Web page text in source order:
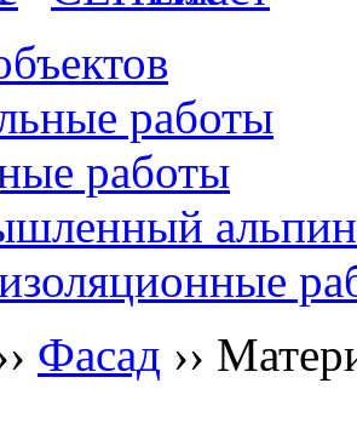
работы
работы
Фасад ››